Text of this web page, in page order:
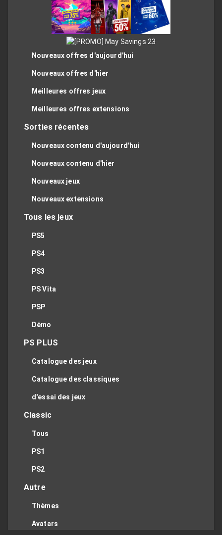
Nouveaux offres d'aujourd'hui
Nouveaux offres d'hier
Meilleures offres jeux
Meilleures offres extensions
Sorties récentes
Nouveaux contenu d'aujourd'hui
Nouveaux contenu d'hier
Nouveaux jeux
Nouveaux extensions
Tous les jeux
PS5
PS4
PS3
PS Vita
PSP
Démo
PS PLUS
Catalogue des jeux
Catalogue des classiques
d'essai des jeux
Classic
Tous
PS1
PS2
Autre
Thèmes
Avatars